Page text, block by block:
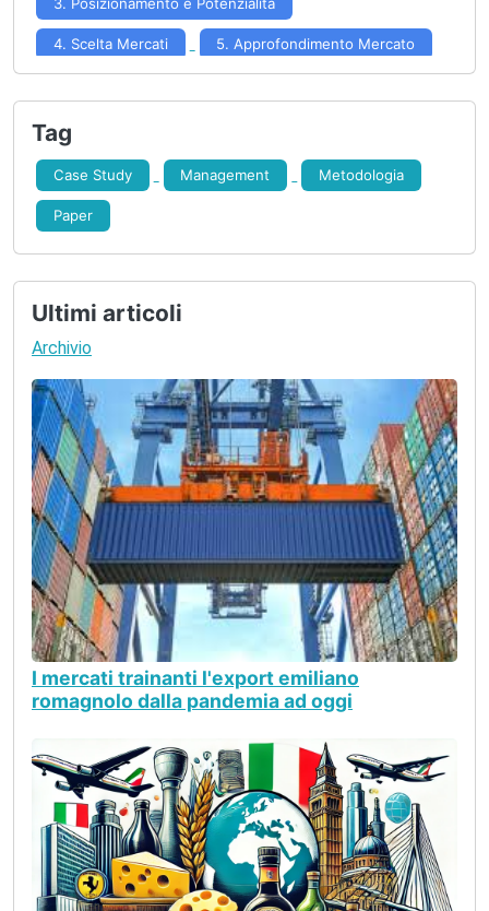
4. Scelta Mercati 5. Approfondimento Mercato
7. Implementazione Strategia
8. Controllo Risultati
Tag
Case Study Management Metodologia
Paper
Ultimi articoli
Archivio
I mercati trainanti l'export emiliano
romagnolo dalla pandemia ad oggi